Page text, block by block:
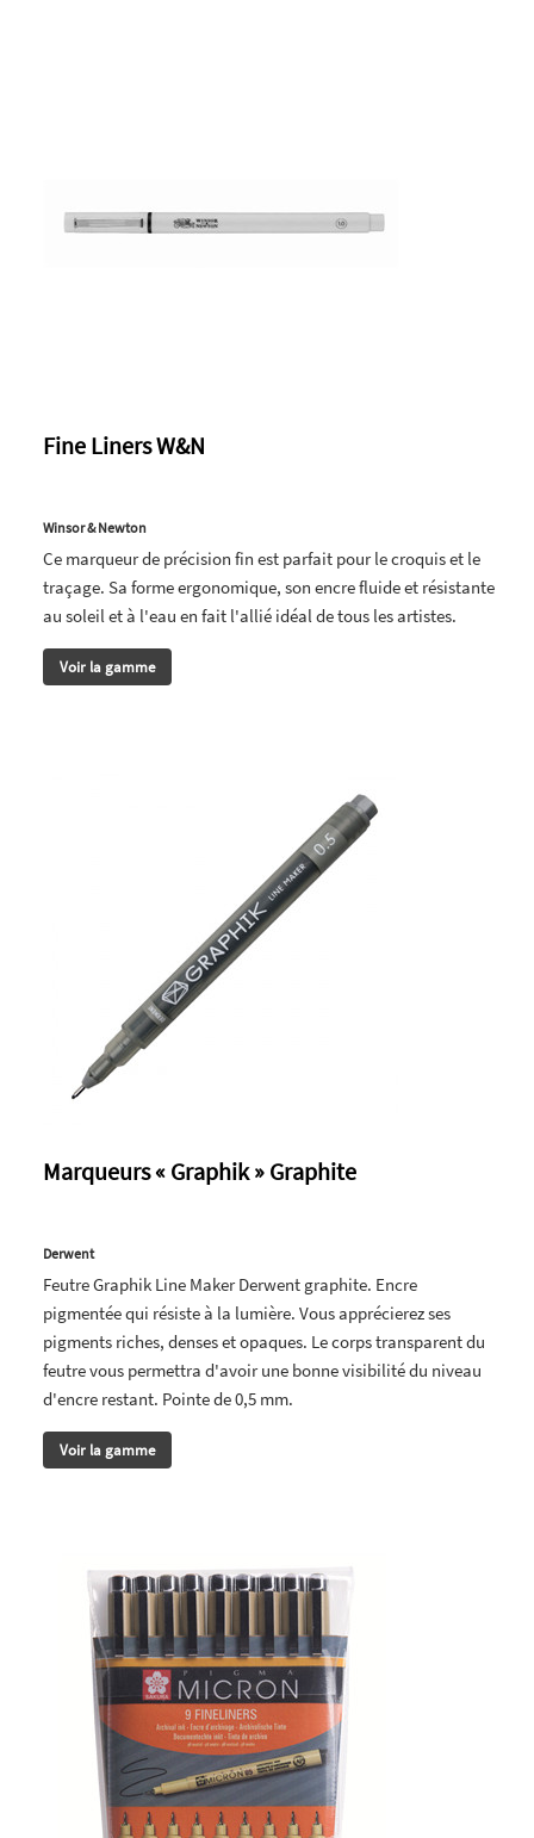
Fine Liners W&N
Winsor & Newton
Ce marqueur de précision fin est parfait pour le croquis et le
traçage. Sa forme ergonomique, son encre fluide et résistante
au soleil et à l'eau en fait l'allié idéal de tous les artistes.
Voir la gamme
Marqueurs « Graphik » Graphite
Derwent
Feutre Graphik Line Maker Derwent graphite. Encre
pigmentée qui résiste à la lumière. Vous apprécierez ses
pigments riches, denses et opaques. Le corps transparent du
feutre vous permettra d'avoir une bonne visibilité du niveau
d'encre restant. Pointe de 0,5 mm.
Voir la gamme